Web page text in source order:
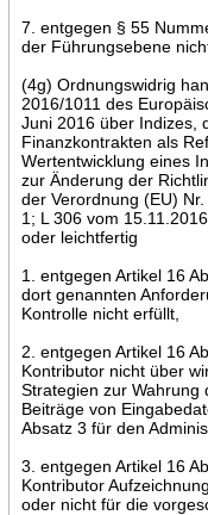
7. entgegen § 55
der Führungsebene
(4g) Ordnungswidrig
2016/1011 des
Juni 2016 über Indizes,
Finanzkontrakten als
Wertentwicklung eines
zur Änderung der
der Verordnung (EU)
1; L 306 vom
oder leichtfertig
1. entgegen Artikel 16
dort genannten
Kontrolle nicht erfüllt,
2. entgegen Artikel 16
Kontributor nicht über
Strategien zur Wahrung
Beiträge von
Absatz 3 für den
3. entgegen Artikel 16
Kontributor
oder nicht für die